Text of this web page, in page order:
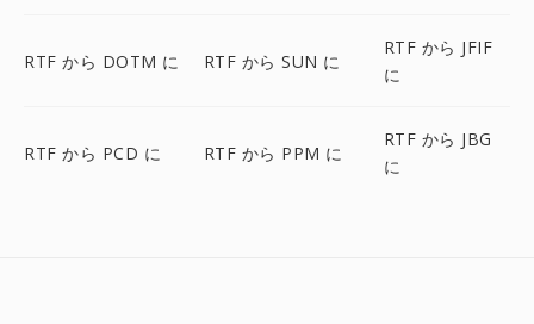
RTF から DOTM に RTF から SUN に
RTF から JFIF
に
RTF から PCD に RTF から PPM に
RTF から JBG
に